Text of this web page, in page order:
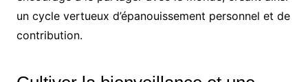
un cycle vertueux d’épanouissement personnel et de
contribution.